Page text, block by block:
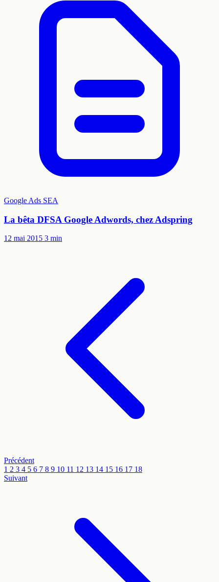
Google Ads SEA
La bêta DFSA Google Adwords, chez Adspring
12 mai 2015 3 min
Précédent
1 2 3 4 5 6 7 8 9 10 11 12 13 14 15 16 17 18
Suivant